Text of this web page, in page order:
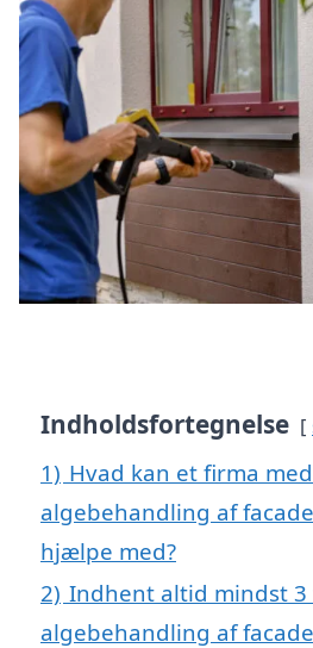
Indholdsfortegnelse
1) Hvad kan et firma
algebehandling af
hjælpe med?
2) Indhent altid mindst
algebehandling af